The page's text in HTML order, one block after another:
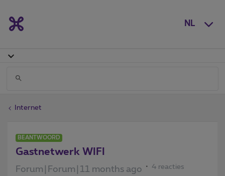
NL
Internet
BEANTWOORD
Gastnetwerk WIFI
Forum|Forum|11 months ago 4 reacties